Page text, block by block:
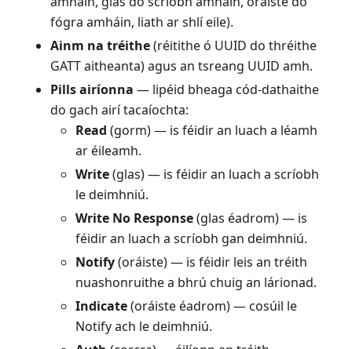
fógra amháin, liath ar shlí eile).
Ainm na tréithe(réitithe ó UUID do thréithe
GATT aitheanta) agus an tsreang UUID amh.
Pills airíonna — lipéid bheaga cód-dathaithe
do gach airí tacaíochta:
Read (gorm) — is féidir an luach a léamh
ar éileamh.
Write(glas) — is féidir an luach a scríobh
le deimhniú.
Write No Response(glas éadrom) — is
féidir an luach a scríobh gan deimhniú.
Notify(oráiste) — is féidir leis an tréith
nuashonruithe a bhrú chuig an lárionad.
Indicate(oráiste éadrom) — cosúil le
Notify ach le deimhniú.